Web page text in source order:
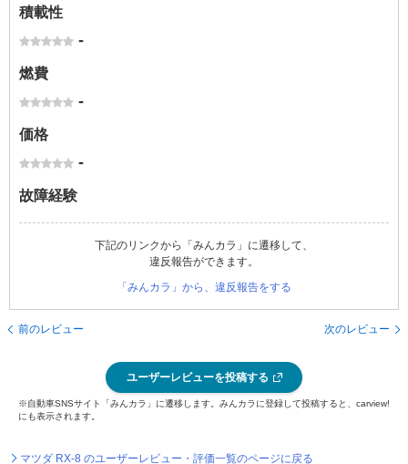
積載性
-
燃費
-
価格
-
故障経験
下記のリンクから「みんカラ」に遷移して、
違反報告ができます。
「みんカラ」から、違反報告をする
前のレビュー 次のレビュー
ユーザーレビューを投稿する
※自動車SNSサイト「みんカラ」に遷移します。みんカラに登録して投稿すると、carview!
にも表示されます。
マツダ RX-8 のユーザーレビュー・評価一覧のページに戻る